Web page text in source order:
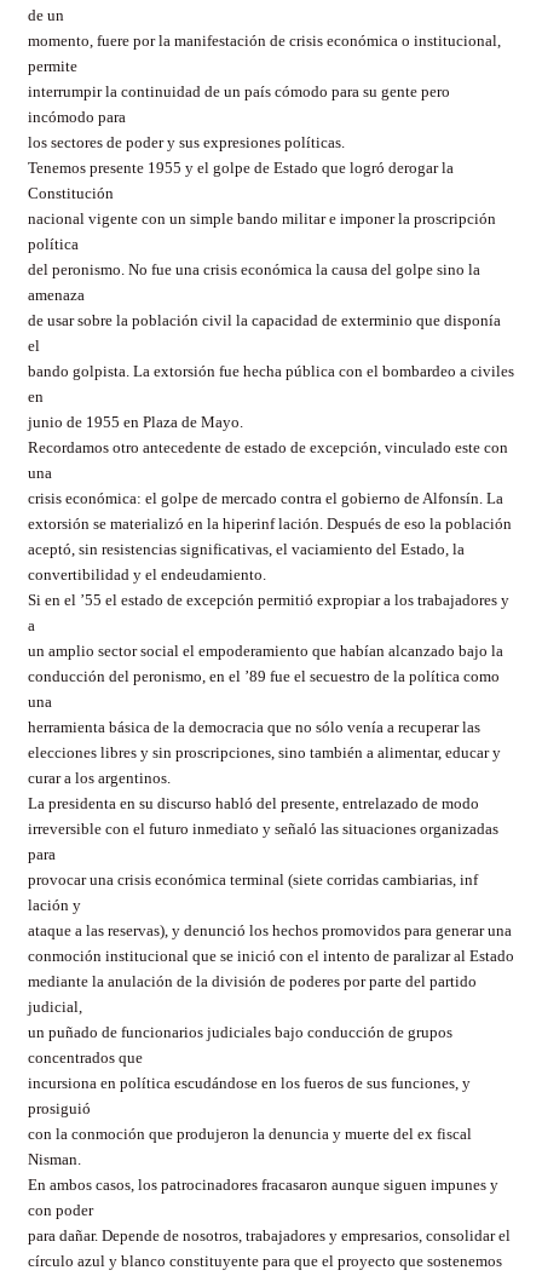
de un
momento, fuere por la manifestación de crisis económica o institucional,
permite
interrumpir la continuidad de un país cómodo para su gente pero
incómodo para
los sectores de poder y sus expresiones políticas.
Tenemos presente 1955 y el golpe de Estado que logró derogar la
Constitución
nacional vigente con un simple bando militar e imponer la proscripción
política
del peronismo. No fue una crisis económica la causa del golpe sino la
amenaza
de usar sobre la población civil la capacidad de exterminio que disponía
el
bando golpista. La extorsión fue hecha pública con el bombardeo a civiles
en
junio de 1955 en Plaza de Mayo.
Recordamos otro antecedente de estado de excepción, vinculado este con
una
crisis económica: el golpe de mercado contra el gobierno de Alfonsín. La
extorsión se materializó en la hiperinf lación. Después de eso la población
aceptó, sin resistencias significativas, el vaciamiento del Estado, la
convertibilidad y el endeudamiento.
Si en el ’55 el estado de excepción permitió expropiar a los trabajadores y
a
un amplio sector social el empoderamiento que habían alcanzado bajo la
conducción del peronismo, en el ’89 fue el secuestro de la política como
una
herramienta básica de la democracia que no sólo venía a recuperar las
elecciones libres y sin proscripciones, sino también a alimentar, educar y
curar a los argentinos.
La presidenta en su discurso habló del presente, entrelazado de modo
irreversible con el futuro inmediato y señaló las situaciones organizadas
para
provocar una crisis económica terminal (siete corridas cambiarias, inf
lación y
ataque a las reservas), y denunció los hechos promovidos para generar una
conmoción institucional que se inició con el intento de paralizar al Estado
mediante la anulación de la división de poderes por parte del partido
judicial,
un puñado de funcionarios judiciales bajo conducción de grupos
concentrados que
incursiona en política escudándose en los fueros de sus funciones, y
prosiguió
con la conmoción que produjeron la denuncia y muerte del ex fiscal
Nisman.
En ambos casos, los patrocinadores fracasaron aunque siguen impunes y
con poder
para dañar. Depende de nosotros, trabajadores y empresarios, consolidar el
círculo azul y blanco constituyente para que el proyecto que sostenemos